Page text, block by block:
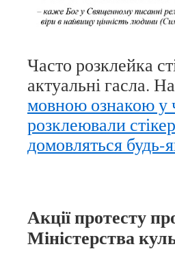
Часто розклейка
актуальні гасла.
мовною ознакою у
розклеювали
домовляться
Акції протесту
Міністерства